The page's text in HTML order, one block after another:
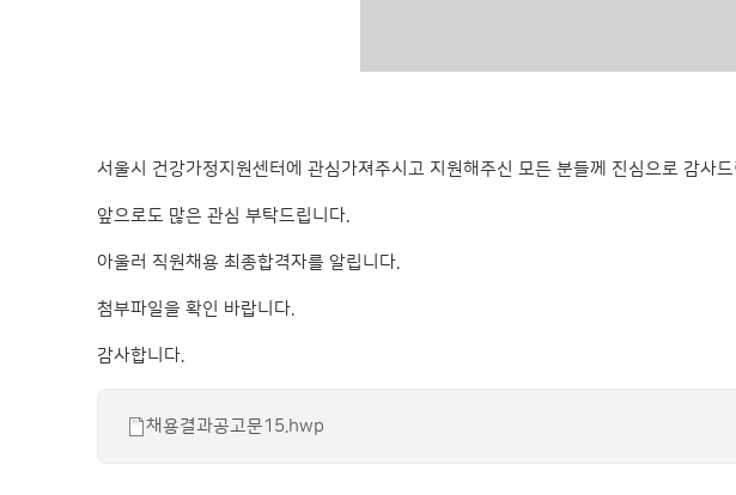
서울시 건강가정지원센터에 관심가져주시고 지원해주신 모든 분들께 진심으로 감사
앞으로도 많은 관심 부탁드립니다.
아울러 직원채용 최종합격자를 알립니다.
첨부파일을 확인 바랍니다.
감사합니다.
채용결과공고문15.hwp